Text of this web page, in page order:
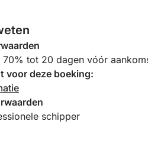
tot 20 dagen vóór
voor deze boeking:
schipper